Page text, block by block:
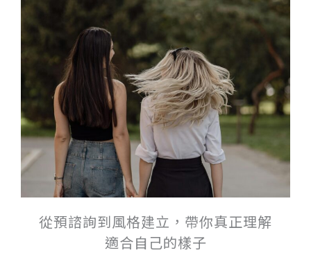
從預諮詢到風格建立，帶你真正理解
適合自己的樣子